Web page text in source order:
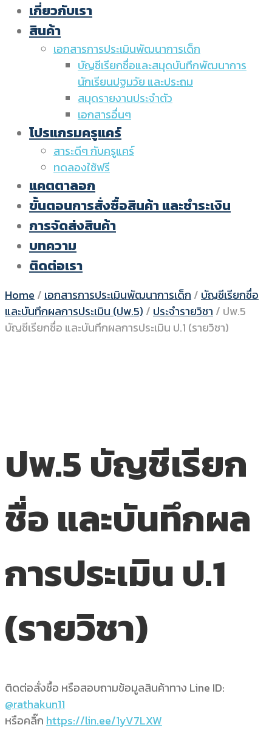
เกี่ยวกับเรา
สินค้า
เอกสารการประเมินพัฒนาการเด็ก
บัญชีเรียกชื่อและสมุดบันทึกพัฒนาการ
นักเรียนปฐมวัย และประถม
สมุดรายงานประจำตัว
เอกสารอื่นๆ
โปรแกรมครูแคร์
สาระดีๆ กับครูแคร์
ทดลองใช้ฟรี
แคตตาลอก
ขั้นตอนการสั่งซื้อสินค้า และชำระเงิน
การจัดส่งสินค้า
บทความ
ติดต่อเรา
Home / เอกสารการประเมินพัฒนาการเด็ก / บัญชีเรียกชื่อ
และบันทึกผลการประเมิน (ปพ.5) / ประจำรายวิชา / ปพ.5
บัญชีเรียกชื่อ และบันทึกผลการประเมิน ป.1 (รายวิชา)
ปพ.5 บัญชีเรียก
ชื่อ และบันทึกผล
การประเมิน ป.1
(รายวิชา)
ติดต่อสั่งซื้อ หรือสอบถามข้อมูลสินค้าทาง Line ID:
@rathakun11
หรือคลิ๊ก https://lin.ee/1yV7LXW